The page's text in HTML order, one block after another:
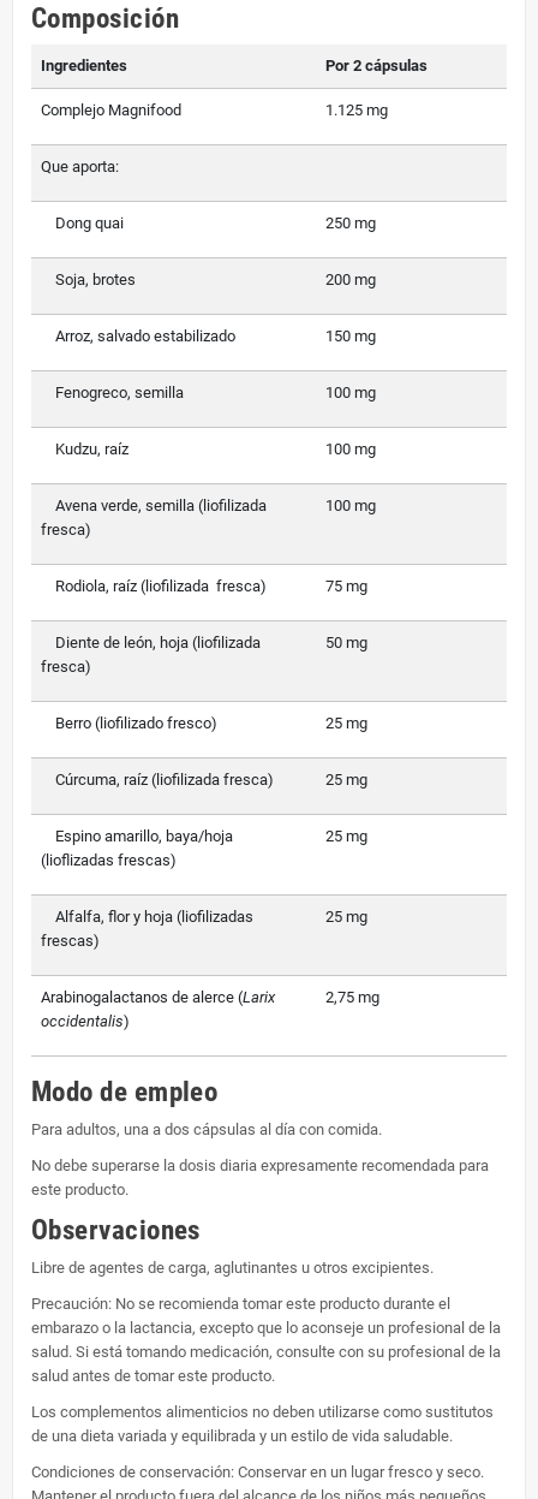
Composición
Ingredientes Por 2 cápsulas
Complejo Magnifood 1.125 mg
Que aporta:
Dong quai 250 mg
Soja, brotes 200 mg
Arroz, salvado estabilizado 150 mg
Fenogreco, semilla 100 mg
Kudzu, raíz 100 mg
Avena verde, semilla (liofilizada
fresca)
100 mg
Rodiola, raíz (liofilizada fresca) 75 mg
Diente de león, hoja (liofilizada
fresca)
50 mg
Berro (liofilizado fresco) 25 mg
Cúrcuma, raíz (liofilizada fresca) 25 mg
Espino amarillo, baya/hoja
(lioflizadas frescas)
25 mg
Alfalfa, flor y hoja (liofilizadas
frescas)
25 mg
Arabinogalactanos de alerce (Larix
occidentalis)
2,75 mg
Modo de empleo
Para adultos, una a dos cápsulas al día con comida.
No debe superarse la dosis diaria expresamente recomendada para
este producto.
Observaciones
Libre de agentes de carga, aglutinantes u otros excipientes.
Precaución: No se recomienda tomar este producto durante el
embarazo o la lactancia, excepto que lo aconseje un profesional de la
salud. Si está tomando medicación, consulte con su profesional de la
salud antes de tomar este producto.
Los complementos alimenticios no deben utilizarse como sustitutos
de una dieta variada y equilibrada y un estilo de vida saludable.
Condiciones de conservación: Conservar en un lugar fresco y seco.